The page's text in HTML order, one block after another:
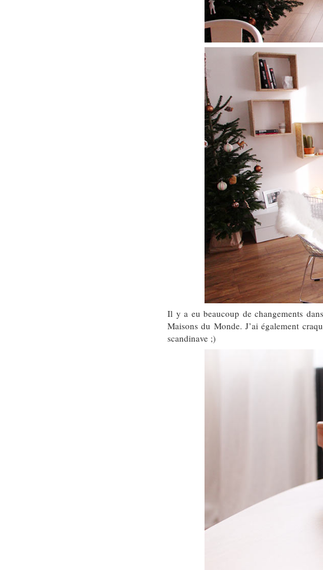
Il y a eu beaucoup de changements
Maisons du Monde. J’ai également
scandinave ;)